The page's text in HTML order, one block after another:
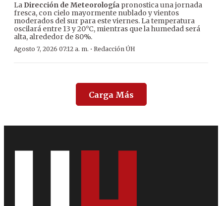
La Dirección de Meteorología pronostica una jornada
fresca, con cielo mayormente nublado y vientos
moderados del sur para este viernes. La temperatura
oscilará entre 13 y 20°C, mientras que la humedad será
alta, alrededor de 80%.
Agosto 7, 2026 07:12 a. m. · Redacción ÚH
Carga Más